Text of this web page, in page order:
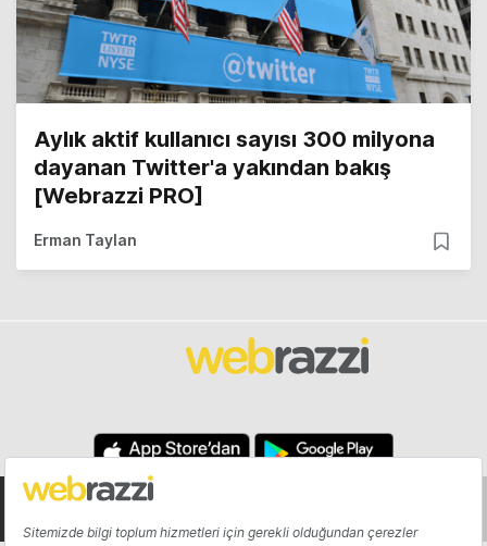
Aylık aktif kullanıcı sayısı 300 milyona
dayanan Twitter'a yakından bakış
[Webrazzi PRO]
Erman Taylan